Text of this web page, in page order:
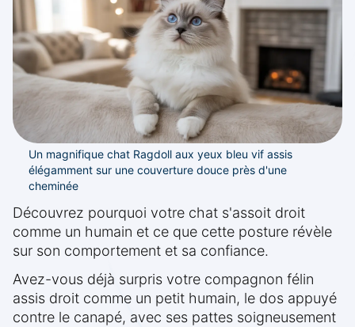
Un magnifique chat Ragdoll aux yeux bleu vif assis
élégamment sur une couverture douce près d'une
cheminée
Découvrez pourquoi votre chat s'assoit droit
comme un humain et ce que cette posture révèle
sur son comportement et sa confiance.
Avez-vous déjà surpris votre compagnon félin
assis droit comme un petit humain, le dos appuyé
contre le canapé, avec ses pattes soigneusement